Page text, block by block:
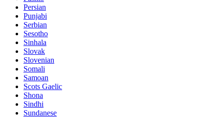
Persian
Punjabi
Serbian
Sesotho
Sinhala
Slovak
Slovenian
Somali
Samoan
Scots Gaelic
Shona
Sindhi
Sundanese